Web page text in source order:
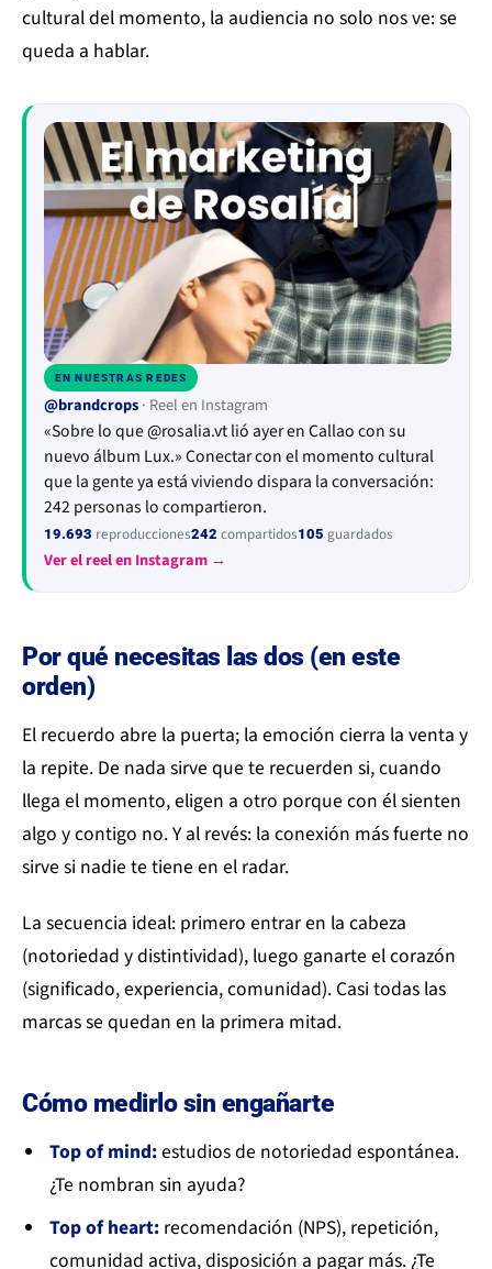
cultural del momento, la audiencia no solo nos ve: se
queda a hablar.
▶
EN NUESTRAS REDES
@brandcrops· Reel en Instagram
«Sobre lo que @rosalia.vt lió ayer en Callao con su
nuevo álbum Lux.» Conectar con el momento cultural
que la gente ya está viviendo dispara la conversación:
242 personas lo compartieron.
19.693 reproducciones242 compartidos105 guardados
Ver el reel en Instagram →
Por qué necesitas las dos (en este
orden)
El recuerdo abre la puerta; la emoción cierra la venta y
la repite. De nada sirve que te recuerden si, cuando
llega el momento, eligen a otro porque con él sienten
algo y contigo no. Y al revés: la conexión más fuerte no
sirve si nadie te tiene en el radar.
La secuencia ideal: primero entrar en la cabeza
(notoriedad y distintividad), luego ganarte el corazón
(significado, experiencia, comunidad). Casi todas las
marcas se quedan en la primera mitad.
Cómo medirlo sin engañarte
Top of mind:estudios de notoriedad espontánea.
¿Te nombran sin ayuda?
Top of heart:recomendación (NPS), repetición,
comunidad activa, disposición a pagar más. ¿Te